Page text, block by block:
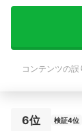
コンテンツの
6位 検証4位